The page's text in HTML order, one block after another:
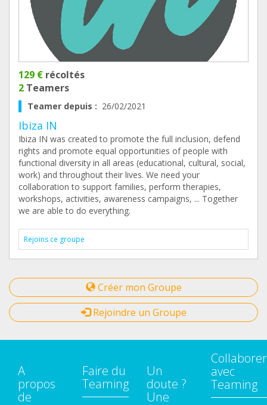
129 € récoltés
2 Teamers
Teamer depuis : 26/02/2021
Ibiza IN
Ibiza IN was created to promote the full inclusion, defend
rights and promote equal opportunities of people with
functional diversity in all areas (educational, cultural, social,
work) and throughout their lives. We need your
collaboration to support families, perform therapies,
workshops, activities, awareness campaigns, ... Together
we are able to do everything.
Rejoins ce groupe
Créer mon Groupe
Rejoindre un Groupe
A
propos
de
Faire du
Teaming
Un
doute ?
Une
Collaborer
avec
Teaming